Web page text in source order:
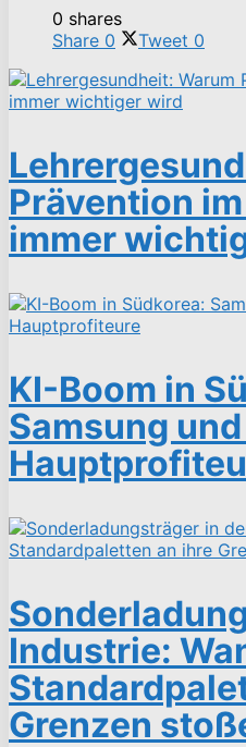
0 shares
Share 0 Tweet 0
Prävention
immer
KI-Boom in
Samsung
Industrie:
Grenzen